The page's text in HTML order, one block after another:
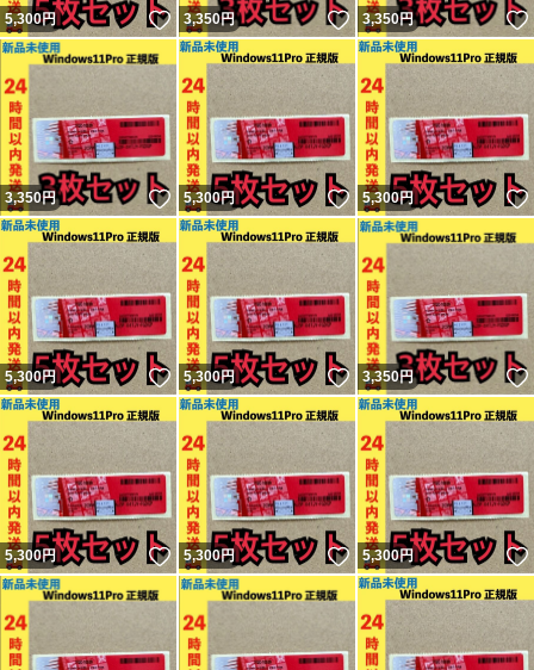
5,300円 いいね！
3,350円 いいね！
3,350円
3,350円 いいね！
5,300円 いいね！
5,300円
5,300円 いいね！
5,300円 いいね！
3,350円
5,300円 いいね！
5,300円 いいね！
5,300円